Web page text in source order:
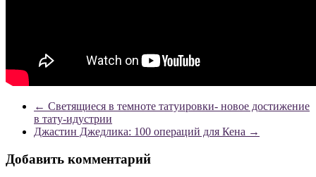
← Светящиеся в темноте татуировки- новое достижение
в тату-идустрии
Джастин Джедлика: 100 операций для Кена →
Добавить комментарий